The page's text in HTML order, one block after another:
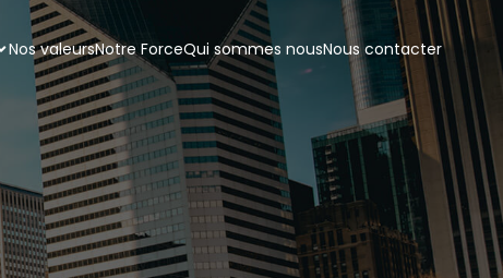
Nos valeursNotre ForceQui sommes nousNous contacter